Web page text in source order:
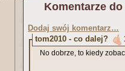
Komentarze
Dodaj swój komentarz…
tom2010 - co dalej?
No dobrze, to kiedy